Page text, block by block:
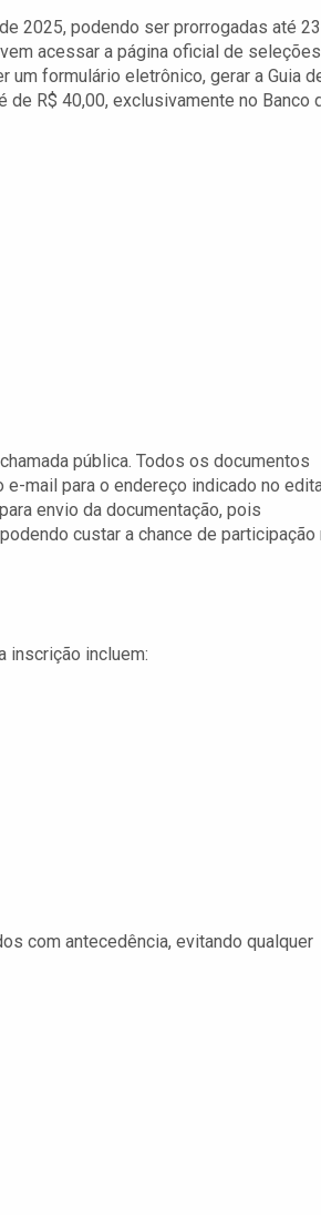
2025, podendo ser prorrogadas até 23
acessar a página oficial de seleções
formulário eletrônico, gerar a Guia
de R$ 40,00, exclusivamente no Banco
pública. Todos os documentos
mail para o endereço indicado no
envio da documentação, pois
custar a chance de participação
inscrição incluem:
com antecedência, evitando qualquer